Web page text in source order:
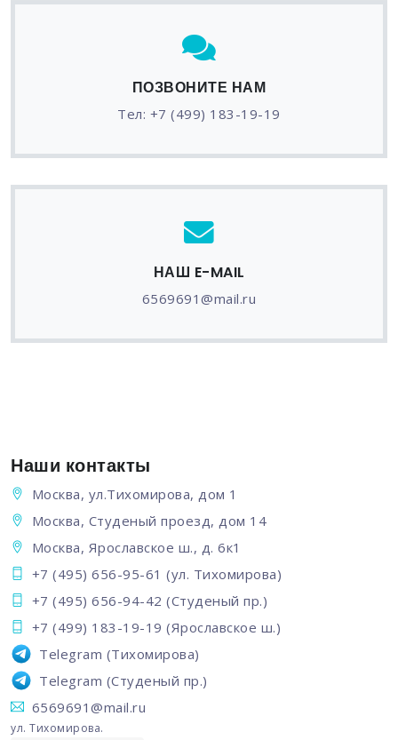
ПОЗВОНИТЕ НАМ
Тел: +7 (499) 183-19-19
НАШ E-MAIL
6569691@mail.ru
Наши контакты
Москва, ул.Тихомирова, дом 1
Москва, Студеный проезд, дом 14
Москва, Ярославское ш., д. 6к1
+7 (495) 656-95-61 (ул. Тихомирова)
+7 (495) 656-94-42 (Студеный пр.)
+7 (499) 183-19-19 (Ярославское ш.)
Telegram (Тихомирова)
Telegram (Студеный пр.)
6569691@mail.ru
ул. Тихомирова.